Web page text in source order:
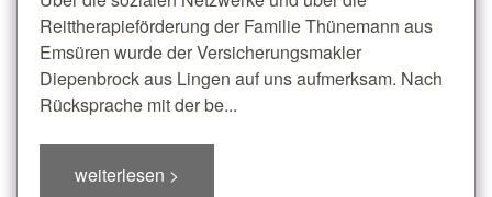
Reittherapieförderung der Familie Thünemann aus
Emsüren wurde der Versicherungsmakler
Diepenbrock aus Lingen auf uns aufmerksam. Nach
Rücksprache mit der be...
weiterlesen >